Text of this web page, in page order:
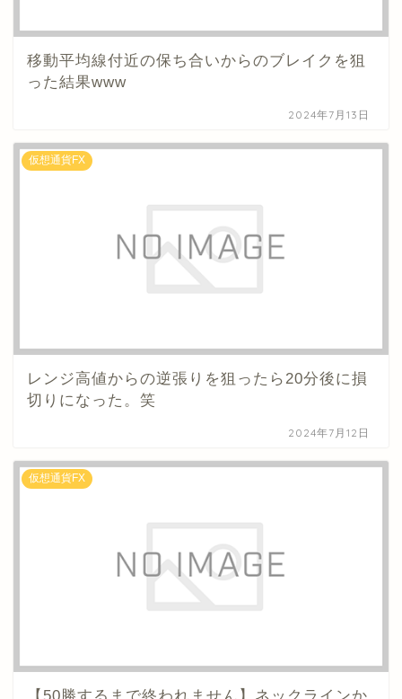
移動平均線付近の保ち合いからのブレイクを狙
った結果www
2024年7月13日
仮想通貨FX
レンジ高値からの逆張りを狙ったら20分後に損
切りになった。笑
2024年7月12日
仮想通貨FX
【50勝するまで終われません】ネックラインか